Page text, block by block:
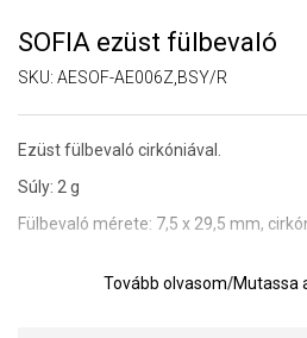
SOFIA ezüst fülbevaló
SKU: AESOF-AE006Z,BSY/R
Ezüst fülbevaló cirkóniával.
Súly: 2 g
Fülbevaló mérete: 7,5 x 29,5 mm,
Az anyagok és a kivitelezés
Tovább olvasom/Mutassa